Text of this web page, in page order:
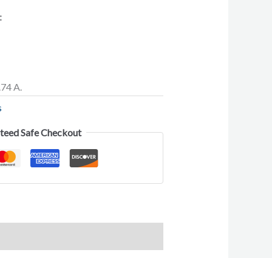
A.
Safe Checkout